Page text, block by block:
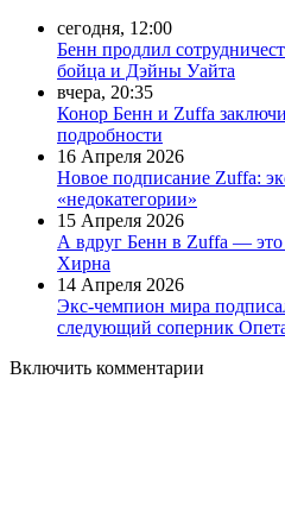
сегодня, 12:00
Бенн продлил
бойца и Дэйны Уайта
вчера, 20:35
Конор Бенн и Zuffa
подробности
16 Апреля 2026
Новое подписание Zuffa:
«недокатегории»
15 Апреля 2026
А вдруг Бенн в Zuffa —
Хирна
14 Апреля 2026
Экс-чемпион мира
следующий соперник
Включить комментарии